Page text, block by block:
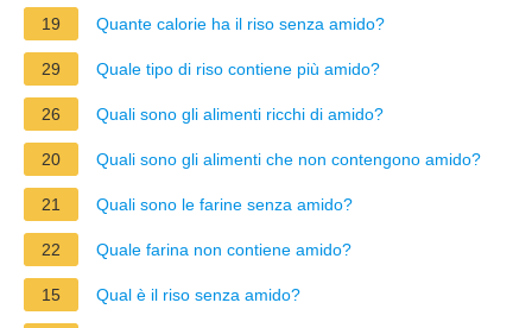
19 Quante calorie ha il riso senza amido?
29 Quale tipo di riso contiene più amido?
26 Quali sono gli alimenti ricchi di amido?
20 Quali sono gli alimenti che non contengono amido?
21 Quali sono le farine senza amido?
22 Quale farina non contiene amido?
15 Qual è il riso senza amido?